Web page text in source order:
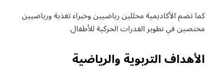
كما تضم الأكاديمية محللين رياضيين وخبراء تغذية ورياضيين
مختصين في تطوير القدرات الحركية للأطفال.
الأهداف التربوية والرياضية